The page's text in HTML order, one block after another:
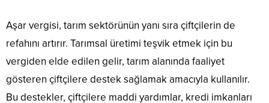
Aşar vergisi, tarım sektörünün yanı sıra çiftçilerin de
refahını artırır. Tarımsal üretimi teşvik etmek için bu
vergiden elde edilen gelir, tarım alanında faaliyet
gösteren çiftçilere destek sağlamak amacıyla kullanılır.
Bu destekler, çiftçilere maddi yardımlar, kredi imkanları